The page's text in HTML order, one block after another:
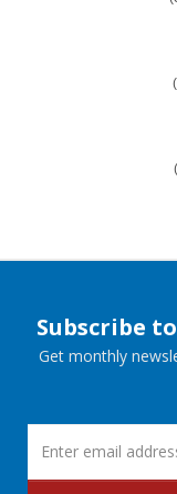
Subscribe
Get monthly